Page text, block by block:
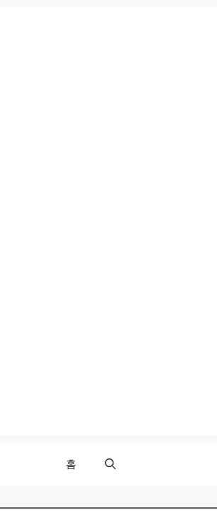
홈